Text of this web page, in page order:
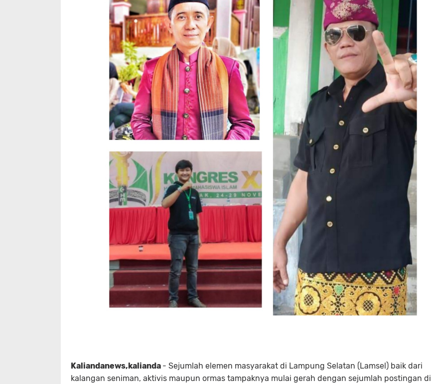
Kaliandanews,kalianda - Sejumlah elemen masyarakat di Lampung Selatan (Lamsel) baik dari
kalangan seniman, aktivis maupun ormas tampaknya mulai gerah dengan sejumlah postingan di